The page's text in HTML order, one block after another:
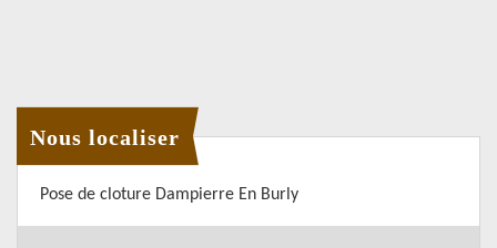
Nous localiser
Pose de cloture Dampierre En Burly